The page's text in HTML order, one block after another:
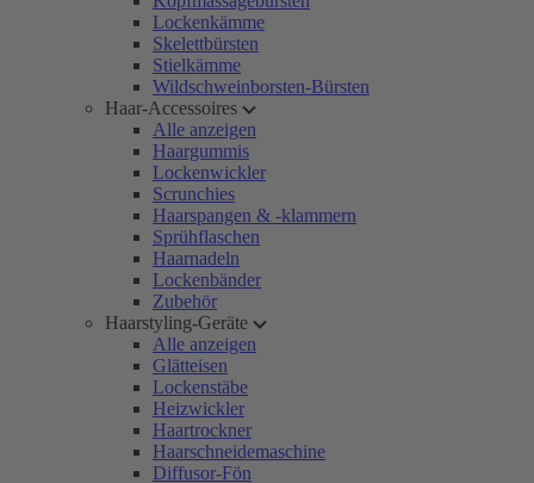
Lockenkämme
Skelettbürsten
Stielkämme
Wildschweinborsten-Bürsten
Haar-Accessoires
Alle anzeigen
Haargummis
Lockenwickler
Scrunchies
Haarspangen & -klammern
Sprühflaschen
Haarnadeln
Lockenbänder
Zubehör
Haarstyling-Geräte
Alle anzeigen
Glätteisen
Lockenstäbe
Heizwickler
Haartrockner
Haarschneidemaschine
Diffusor-Fön